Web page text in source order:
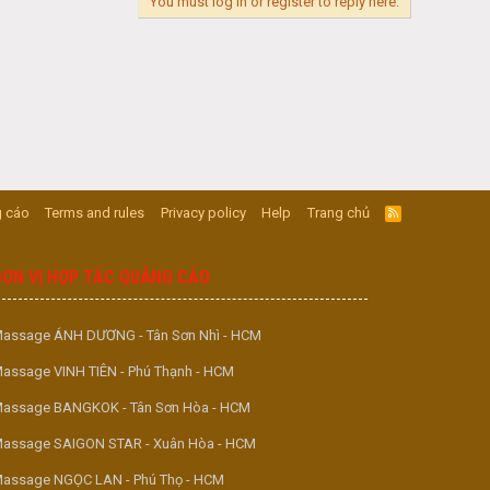
cáo Terms and rules Privacy policy Help Trang chủ
R
S
VỊ HỢP TÁC QUẢNG CÁO
ÁNH DƯƠNG - Tân Sơn Nhì - HCM
VINH TIÊN - Phú Thạnh - HCM
BANGKOK - Tân Sơn Hòa - HCM
SAIGON STAR - Xuân Hòa - HCM
NGỌC LAN - Phú Thọ - HCM